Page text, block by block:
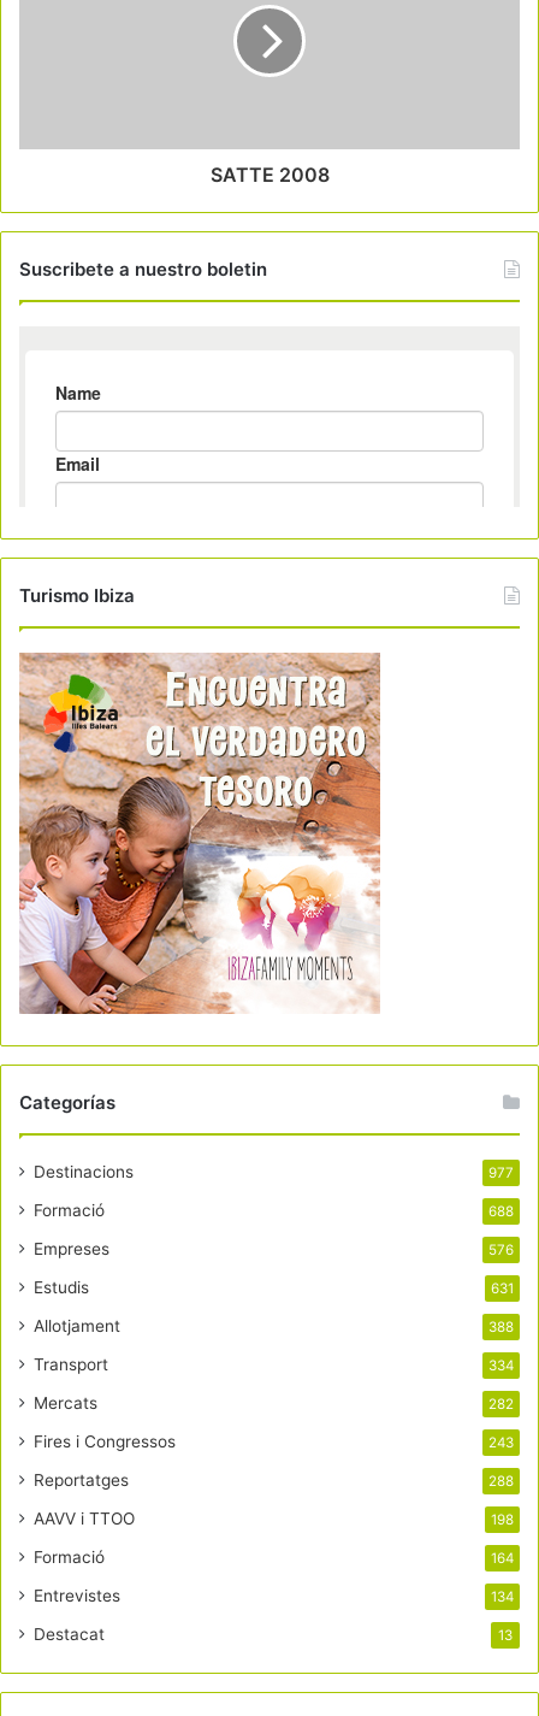
SATTE 2008
Suscribete a nuestro boletin
Turismo Ibiza
Categorías
Destinacions 977
Formació 688
Empreses 576
Estudis 631
Allotjament 388
Transport 334
Mercats 282
Fires i Congressos 243
Reportatges 288
AAVV i TTOO 198
Formació 164
Entrevistes 134
Destacat 13